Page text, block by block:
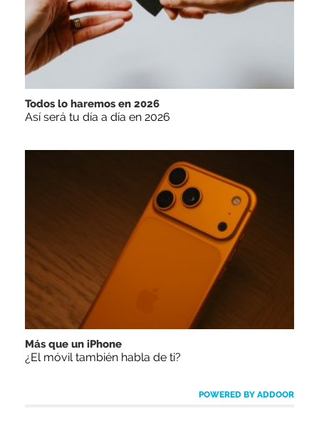
Todos lo haremos en 2026
Así será tu día a día en 2026
Más que un iPhone
¿El móvil también habla de ti?
POWERED BY ADDOOR